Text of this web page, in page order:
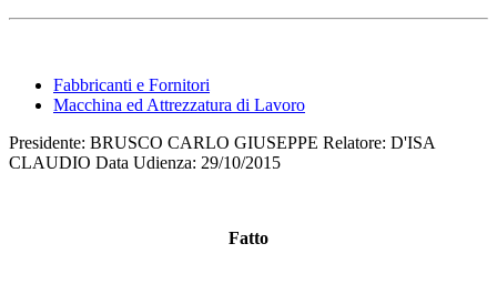
Fabbricanti e Fornitori
Macchina ed Attrezzatura di Lavoro
Presidente: BRUSCO CARLO GIUSEPPE Relatore: D'ISA
CLAUDIO Data Udienza: 29/10/2015
Fatto